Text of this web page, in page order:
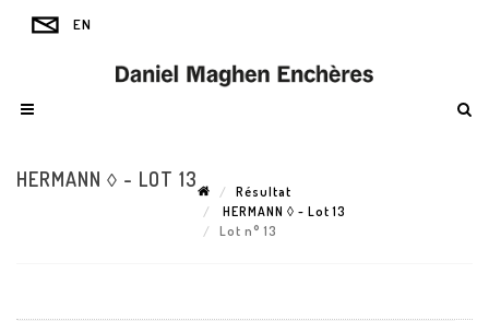
HERMANN ◊ - LOT 13
Résultat
HERMANN ◊ - Lot 13
Lot n° 13